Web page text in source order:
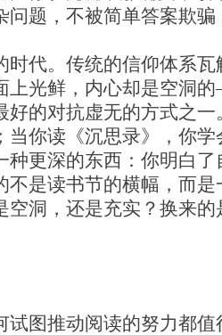
问题，不被简单答案欺
代。传统的信仰体系
上光鲜，内心却是空洞
的对抗虚无的方式之
你读《沉思录》，你
更深的东西：你明白
不是读书节的横幅，而
洞，还是充实？换来
图推动阅读的努力都